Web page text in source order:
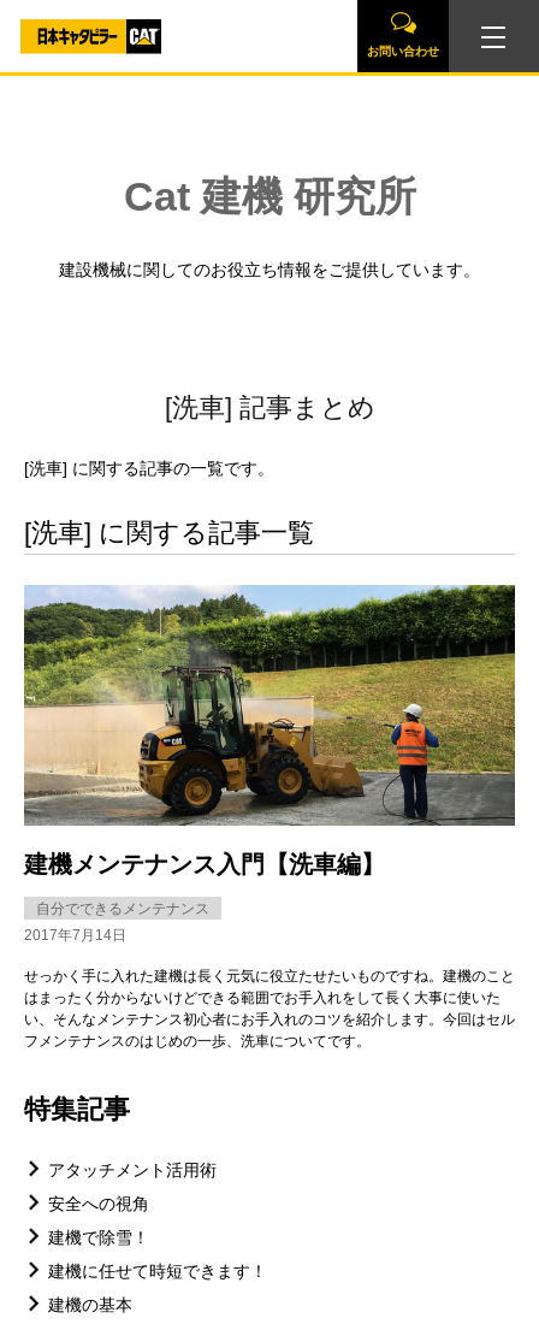
お問い合わせ
Cat 建機 研究所
建設機械に関してのお役立ち情報をご提供しています。
[洗車] 記事まとめ
[洗車] に関する記事の一覧です。
[洗車] に関する記事一覧
建機メンテナンス入門【洗車編】
自分でできるメンテナンス
2017年7月14日
せっかく手に入れた建機は長く元気に役立たせたいものですね。建機のこと
はまったく分からないけどできる範囲でお手入れをして長く大事に使いた
い、そんなメンテナンス初心者にお手入れのコツを紹介します。今回はセル
フメンテナンスのはじめの一歩、洗車についてです。
特集記事
アタッチメント活用術
安全への視角
建機で除雪！
建機に任せて時短できます！
建機の基本